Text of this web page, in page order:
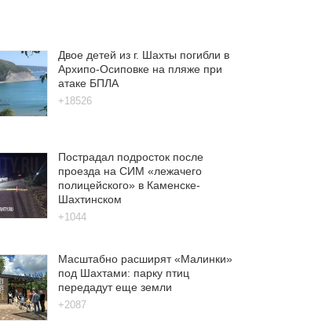
Двое детей из г. Шахты погибли в
Архипо-Осиповке на пляже при
атаке БПЛА
+18526
Пострадал подросток после
проезда на СИМ «лежачего
полицейского» в Каменске-
Шахтинском
+1044
Масштабно расширят «Малинки»
под Шахтами: парку птиц
передадут еще земли
+2087